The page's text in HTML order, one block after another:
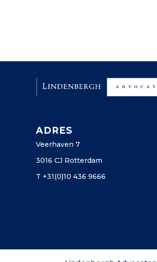
ADRES
Veerhaven 7
3016 CJ Rotterdam
T +31(0)10 436 9666